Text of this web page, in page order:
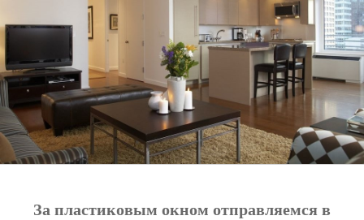
За пластиковым окном отправляемся в